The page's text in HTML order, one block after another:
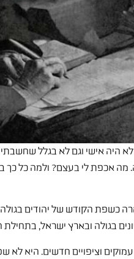
היה אישי וגם לא בגלל
אכפת לי בעצם? ולמה כל כך
כשפת הקודש של יהודים
בגולה ובארץ ישראל,
וציפויים חדשים. היא